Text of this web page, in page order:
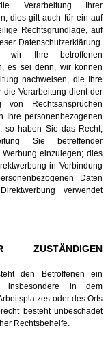
Verarbeitung Ihrer
dies gilt auch für ein auf
Rechtsgrundlage, auf
Datenschutzerklärung.
wir Ihre betroffenen
es sei denn, wir können
nachweisen, die Ihre
die Verarbeitung dient der
von Rechtsansprüchen
Ihre personenbezogenen
so haben Sie das Recht,
Sie betreffender
einzulegen; dies
in Verbindung
Daten
verwendet
ZUSTÄNDIGEN
den Betroffenen ein
insbesondere in dem
oder des Orts
besteht unbeschadet
Rechtsbehelfe.